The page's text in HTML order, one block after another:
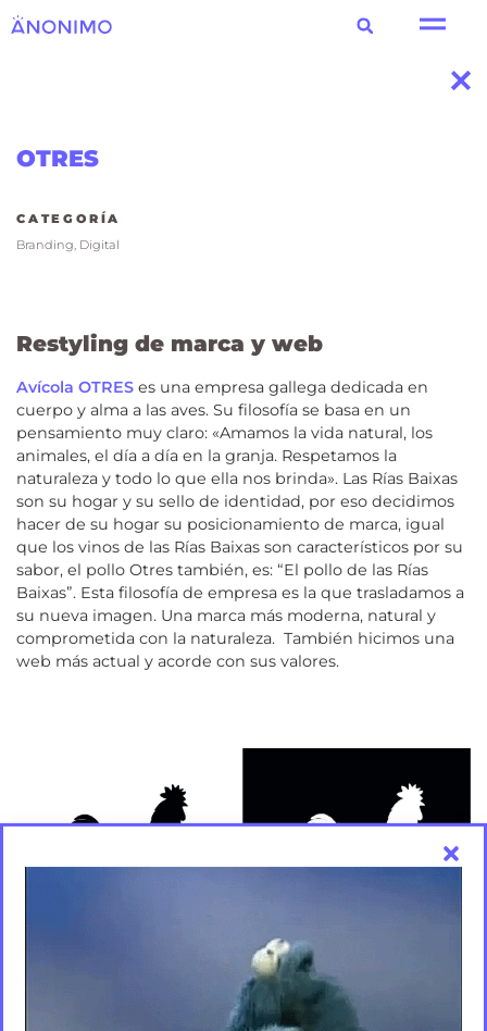
OTRES
CATEGORÍA
Branding, Digital
Restyling de marca y web
Avícola OTRES es una empresa gallega dedicada en
cuerpo y alma a las aves. Su filosofía se basa en un
pensamiento muy claro: «Amamos la vida natural, los
animales, el día a día en la granja. Respetamos la
naturaleza y todo lo que ella nos brinda». Las Rías Baixas
son su hogar y su sello de identidad, por eso decidimos
hacer de su hogar su posicionamiento de marca, igual
que los vinos de las Rías Baixas son característicos por su
sabor, el pollo Otres también, es: “El pollo de las Rías
Baixas”. Esta filosofía de empresa es la que trasladamos a
su nueva imagen. Una marca más moderna, natural y
comprometida con la naturaleza. También hicimos una
web más actual y acorde con sus valores.